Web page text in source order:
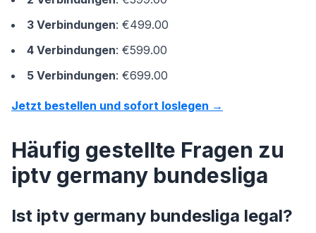
3 Verbindungen: €499.00
4 Verbindungen: €599.00
5 Verbindungen: €699.00
Jetzt bestellen und sofort loslegen →
Häufig gestellte Fragen zu
iptv germany bundesliga
Ist iptv germany bundesliga legal?